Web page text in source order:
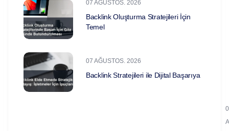
07 AĞUSTOS. 2026
Backlink Oluşturma Stratejileri İçin
Temel
07 AĞUSTOS. 2026
Backlink Stratejileri ile Dijital Başarıya